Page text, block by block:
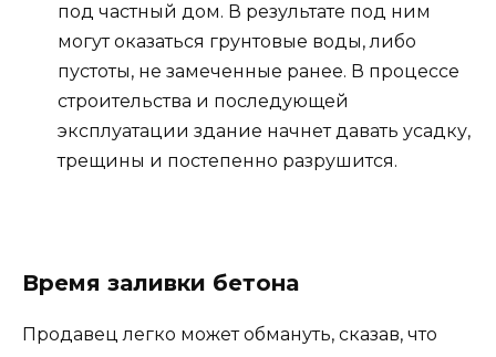
под частный дом. В результате под ним
могут оказаться грунтовые воды, либо
пустоты, не замеченные ранее. В процессе
строительства и последующей
эксплуатации здание начнет давать усадку,
трещины и постепенно разрушится.
Время заливки бетона
Продавец легко может обмануть, сказав, что